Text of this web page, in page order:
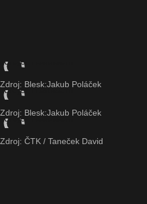
Zdroj: Blesk:Jakub Poláček
Zdroj: Blesk:Jakub Poláček
Zdroj: ČTK / Taneček David